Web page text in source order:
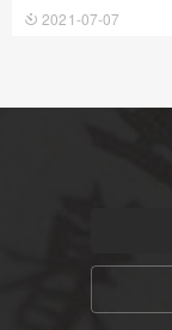
2021-07-07